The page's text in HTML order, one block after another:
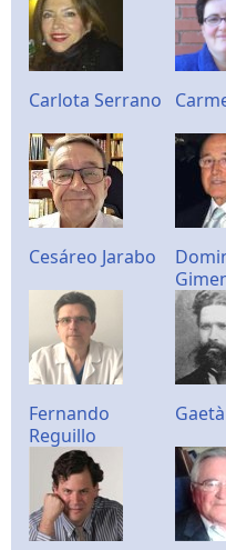
Carlota Serrano
Cesáreo Jarabo
Fernando
Reguillo